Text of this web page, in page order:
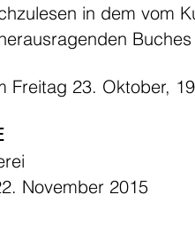
in dem vom
Freitag 23. Oktober,
November 2015